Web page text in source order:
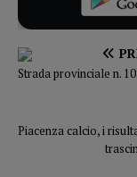
Strada provinciale n.
Piacenza calcio, i